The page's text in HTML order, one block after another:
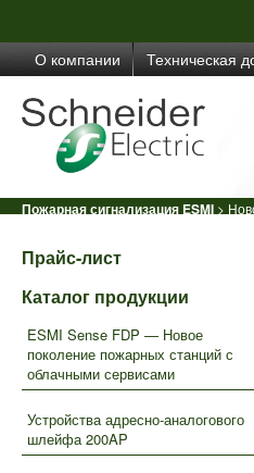
О компании Техническая
Пожарная сигнализация ESMI >
Прайс-лист
Каталог продукции
ESMI Sense FDP — Новое
поколение пожарных станций с
облачными сервисами
Устройства адресно-аналогового
шлейфа 200AP